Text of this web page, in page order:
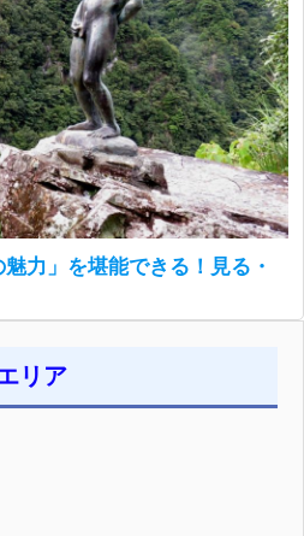
力」を堪能できる！見る・
リア